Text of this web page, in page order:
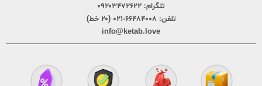
تلگرام: ۰۹۲۰۳۴۷۲۶۲۲
تلفن: ۶۶۴۸۴۰۰۸-۰۲۱ (۲۰ خط)
info@ketab.love